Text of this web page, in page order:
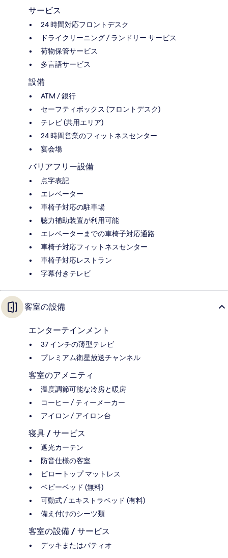
サービス
24 時間対応フロントデスク
ドライクリーニング / ランドリー サービス
荷物保管サービス
多言語サービス
設備
ATM / 銀行
セーフティボックス (フロントデスク)
テレビ (共用エリア)
24 時間営業のフィットネスセンター
宴会場
バリアフリー設備
点字表記
エレベーター
車椅子対応の駐車場
聴力補助装置が利用可能
エレベーターまでの車椅子対応通路
車椅子対応フィットネスセンター
車椅子対応レストラン
字幕付きテレビ
客室の設備
エンターテインメント
37 インチの薄型テレビ
プレミアム衛星放送チャンネル
客室のアメニティ
温度調節可能な冷房と暖房
コーヒー / ティーメーカー
アイロン / アイロン台
寝具 / サービス
遮光カーテン
防音仕様の客室
ピロートップ マットレス
ベビーベッド (無料)
可動式 / エキストラベッド (有料)
備え付けのシーツ類
客室の設備 / サービス
デッキまたはパティオ